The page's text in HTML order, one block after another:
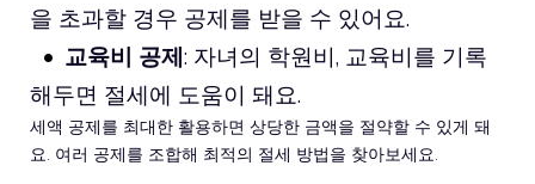
을 초과할 경우 공제를 받을 수 있어요.
교육비 공제: 자녀의 학원비, 교육비를 기록
해두면 절세에 도움이 돼요.
세액 공제를 최대한 활용하면 상당한 금액을 절약할 수 있게 돼
요. 여러 공제를 조합해 최적의 절세 방법을 찾아보세요.